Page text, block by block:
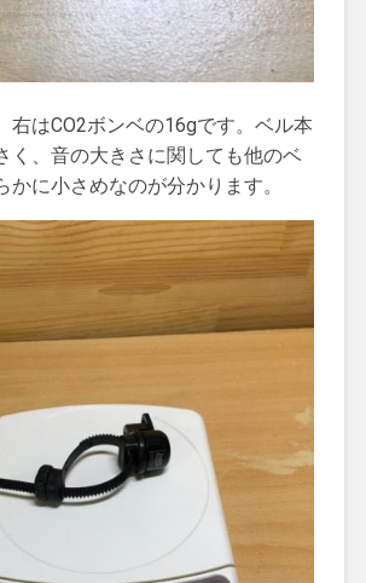
右はCO2ボンベの16gです。ベル本
く、音の大きさに関しても他のベ
かに小さめなのが分かります。